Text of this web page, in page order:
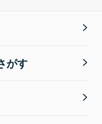
がす